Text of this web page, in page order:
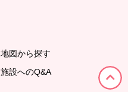
地図から探す
施設へのQ&A